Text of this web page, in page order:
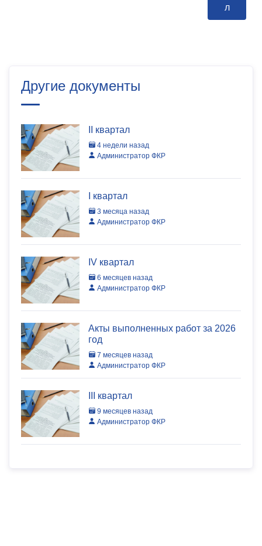
л
Другие документы
II квартал
4 недели назад
Администратор ФКР
I квартал
3 месяца назад
Администратор ФКР
IV квартал
6 месяцев назад
Администратор ФКР
Акты выполненных работ за 2026
год
7 месяцев назад
Администратор ФКР
III квартал
9 месяцев назад
Администратор ФКР